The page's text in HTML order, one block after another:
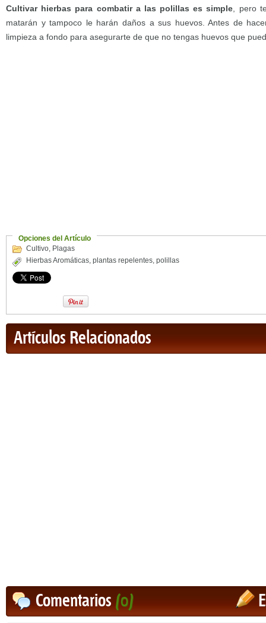
Cultivar hierbas para combatir a las polillas es simple , pero
matarán y tampoco le harán daños a sus huevos. Antes de
limpieza a fondo para asegurarte de que no tengas huevos que
Opciones del Artículo
Cultivo, Plagas
Hierbas Aromáticas, plantas repelentes, polillas
Artículos Relacionados
Comentarios(0)